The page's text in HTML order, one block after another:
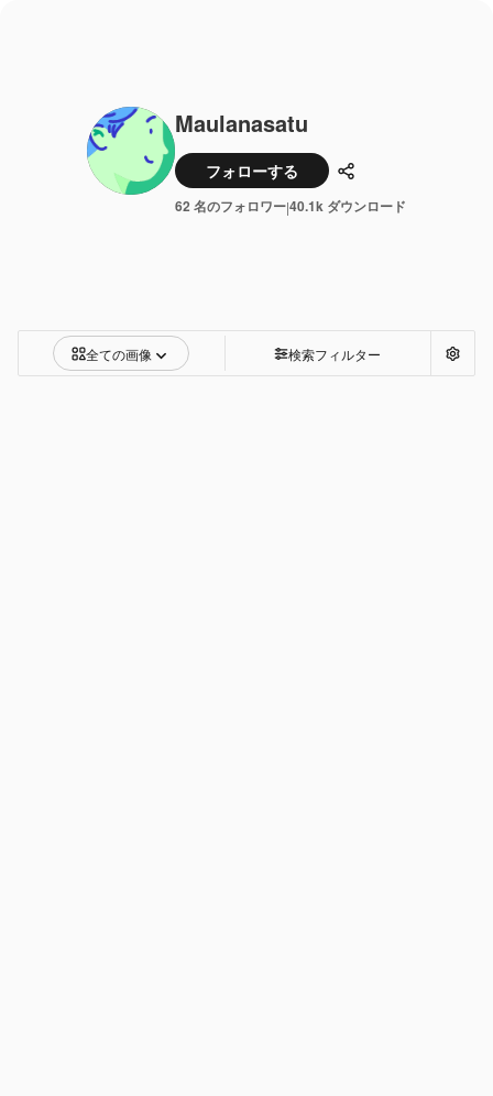
Maulanasatu
フォローする 共有
62 名のフォロワー|40.1k ダウンロード
全ての画像 検索フィルター